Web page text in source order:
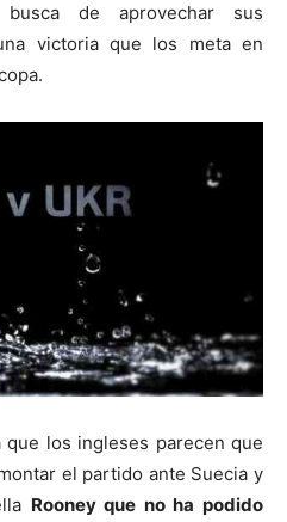
de aprovechar sus
victoria que los meta en
que los ingleses parecen que
el partido ante Suecia y
Rooney que no ha podido